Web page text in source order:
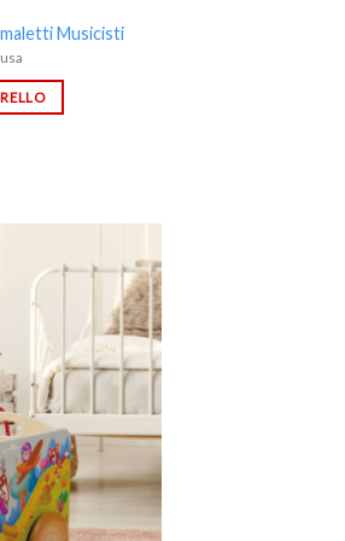
Musicisti
Aggiungi
alla lista
dei
desideri